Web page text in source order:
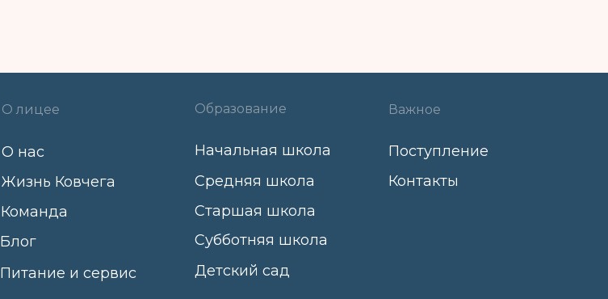
Команда
Блог
О нас
Питание и сервис
Контакты
Старшая школа
Поступление
Субботняя школа
Детский сад
Жизнь Ковчега
О лицее Важное
Образование
Начальная школа
Средняя школа